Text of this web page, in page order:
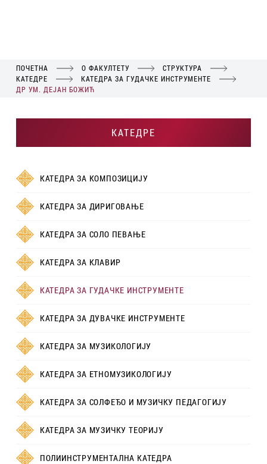
ПОЧЕТНА О ФАКУЛТЕТУ
СТРУКТУРА
КАТЕДРЕ
КАТЕДРА ЗА ГУДАЧКЕ ИНСТРУМЕНТЕ
ДР УМ. ДЕЈАН БОЖИЋ
КАТЕДРЕ
КАТЕДРА ЗА КОМПОЗИЦИЈУ
КАТЕДРА ЗА ДИРИГОВАЊЕ
КАТЕДРА ЗА СОЛО ПЕВАЊЕ
КАТЕДРА ЗА КЛАВИР
КАТЕДРА ЗА ГУДАЧКЕ ИНСТРУМЕНТЕ
КАТЕДРА ЗА ДУВАЧКЕ ИНСТРУМЕНТЕ
КАТЕДРА ЗА МУЗИКОЛОГИЈУ
КАТЕДРА ЗА ЕТНОМУЗИКОЛОГИЈУ
КАТЕДРА ЗА СОЛФЕЂО И МУЗИЧКУ ПЕДАГОГИЈУ
КАТЕДРА ЗА МУЗИЧКУ ТЕОРИЈУ
ПОЛИИНСТРУМЕНТАЛНА КАТЕДРА